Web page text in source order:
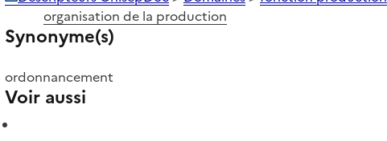
organisation de la production
Synonyme(s)
ordonnancement
Voir aussi